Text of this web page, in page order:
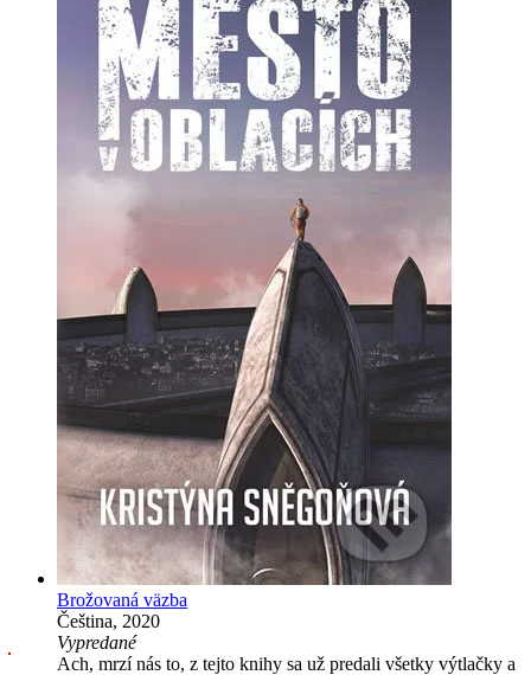
Brožovaná väzba
Čeština, 2020
Vypredané
Ach, mrzí nás to, z tejto knihy sa už predali všetky výtlačky a